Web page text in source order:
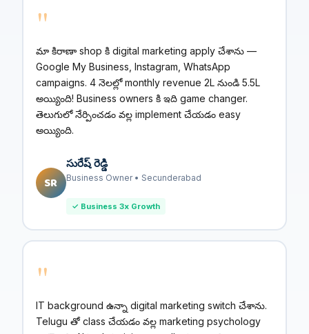
"
మా కిరాణా shop కి digital marketing apply చేశాను —
Google My Business, Instagram, WhatsApp
campaigns. 4 నెలల్లో monthly revenue ₹2L నుండి ₹5.5L
అయ్యింది! Business owners కి ఇది game changer.
తెలుగులో నేర్పించడం వల్ల implement చేయడం easy
అయ్యింది.
SR
సురేష్ రెడ్డి
Business Owner • Secunderabad
✓ Business 3x Growth
"
IT background ఉన్నా digital marketing switch చేశాను.
Telugu తో class చేయడం వల్ల marketing psychology